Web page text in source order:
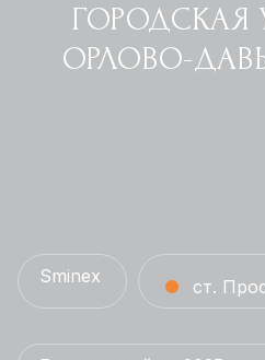
ГОРОДСКАЯ
ОРЛОВО-
Sminex ст.